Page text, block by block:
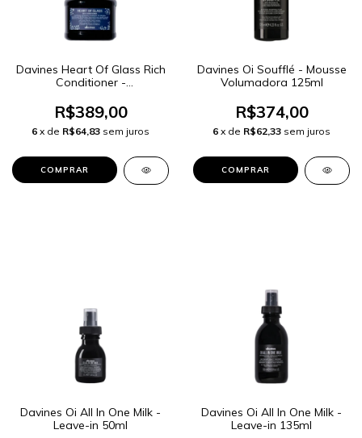
Davines Heart Of Glass Rich
Conditioner -
R$389,00
6 x de R$64,83 sem juros
Davines Oi Soufflé - Mousse
Volumadora 125ml
R$374,00
6 x de R$62,33 sem juros
Davines Oi All In One Milk -
Leave-in 50ml
Davines Oi All In One Milk -
Leave-in 135ml